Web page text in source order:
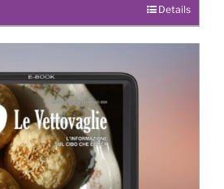
Details